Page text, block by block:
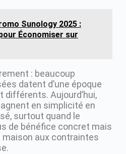
Sunology 2025 :
Économiser sur
: beaucoup
datent d’une époque
différents. Aujourd’hui,
en simplicité en
surtout quand le
de bénéfice concret mais
maison aux contraintes